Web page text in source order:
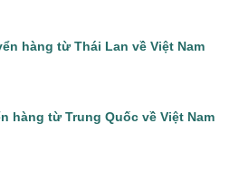
hàng từ Thái Lan về Việt Nam
hàng từ Trung Quốc về Việt Nam